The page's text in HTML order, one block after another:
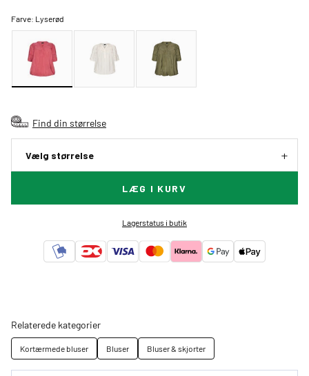
Farve: Lyserød
Find din størrelse
Vælg størrelse
LÆG I KURV
Lagerstatus i butik
Relaterede kategorier
Kortærmede bluser Bluser Bluser & skjorter